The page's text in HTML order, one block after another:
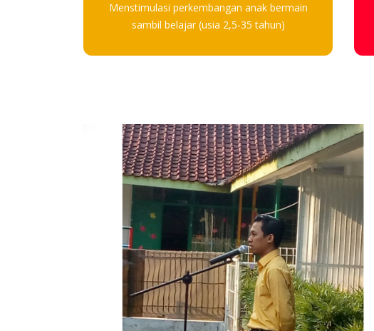
Menstimulasi perkembangan anak bermain
sambil belajar (usia 2,5-35 tahun)